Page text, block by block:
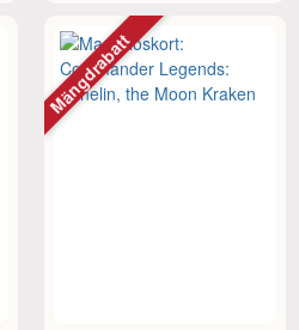
Mängdrabatt